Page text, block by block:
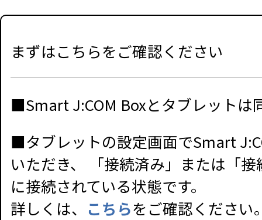
まずはこちらをご確認ください
■Smart J:COM Boxとタブレットは
■タブレットの設定画面でSmart
いただき、 「接続済み」または「
に接続されている状態です。
詳しくは、 こちらをご確認ください